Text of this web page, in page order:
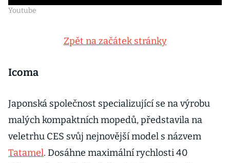
Youtube
Zpět na začátek stránky
Icoma
Japonská společnost specializující se na výrobu
malých kompaktních mopedů, představila na
veletrhu CES svůj nejnovější model s názvem
Tatamel. Dosáhne maximální rychlosti 40